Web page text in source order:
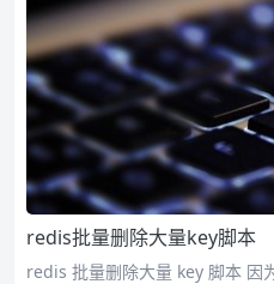
redis批量删除大量key脚本
redis 批量删除大量 key 脚本 因